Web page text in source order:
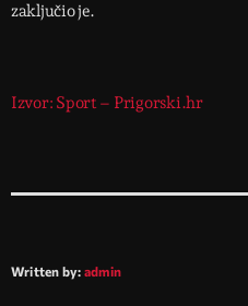
zaključio je.
Izvor: Sport – Prigorski.hr
Written by: admin